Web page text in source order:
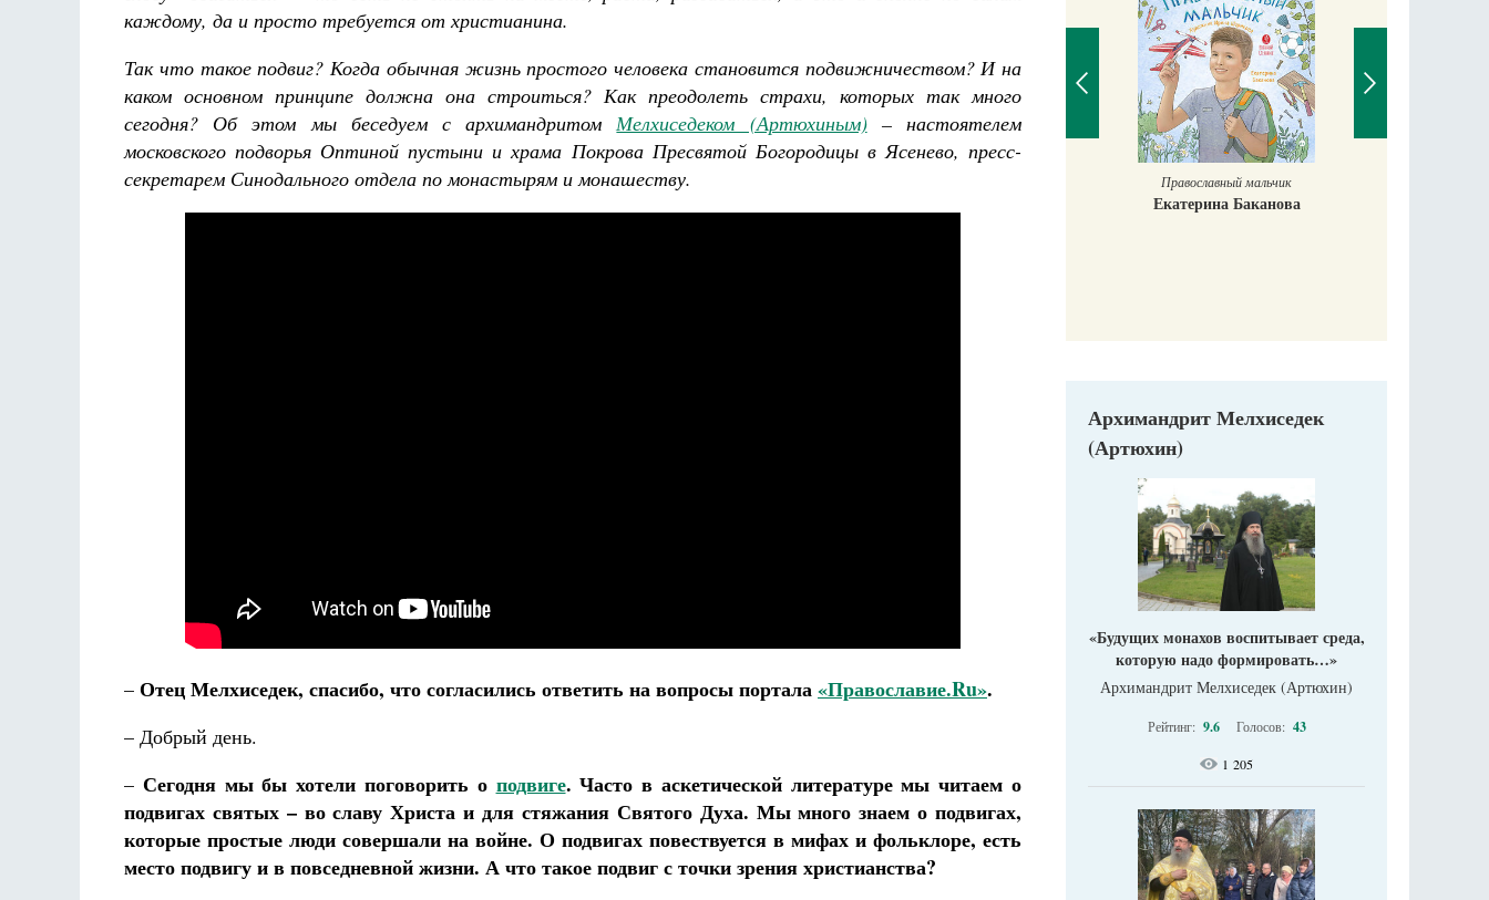
каждому, да и просто требуется от христианина.
Так что такое подвиг? Когда обычная жизнь простого человека становится подвижничеством? И на
каком основном принципе должна она строиться? Как преодолеть страхи, которых так много
сегодня? Об этом мы беседуем с архимандритомМелхиседеком (Артюхиным)– настоятелем
московского подворья Оптиной пустыни и храма Покрова Пресвятой Богородицы в Ясенево, пресс-
секретарем Синодального отдела по монастырям и монашеству.
– Отец Мелхиседек, спасибо, что согласились ответить на вопросы портала«Православие.Ru».
– Добрый день.
– Сегодня мы бы хотели поговорить о подвиге. Часто в аскетической литературе мы читаем о
подвигах святых – во славу Христа и для стяжания Святого Духа. Мы много знаем о подвигах,
которые простые люди совершали на войне. О подвигах повествуется в мифах и фольклоре, есть
место подвигу и в повседневной жизни. А что такое подвиг с точки зрения христианства?
Православный мальчик
Екатерина Баканова
Архимандрит Мелхиседек
(Артюхин)
«Будущих монахов воспитывает среда,
которую надо формировать…»
Архимандрит Мелхиседек (Артюхин)
Рейтинг: 9.6 Голосов: 43
1 205